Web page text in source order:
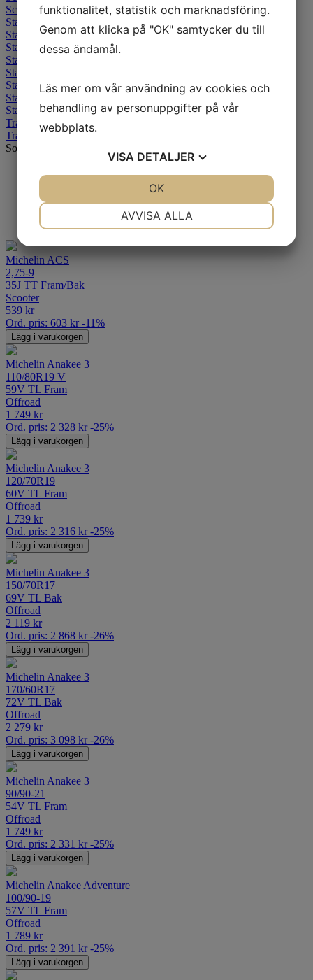
Scorcher Sport
Starcross 5 Medium
Starcross 5 Mini
Starcross 5 Soft
Starcross 6 Hard
Starcross 6 Med-Hard
Starcross 6 Med-Soft
Starcross 6 Mud
Starcross 6 Sand
Tracker
Trail Competition/Light
Sortering
Senaste
Alfabetisk A-Ö
Billigast
Dyrast
Michelin ACS
2,75-9
35J TT Fram/Bak
Scooter
539 kr
Ord. pris: 603 kr -11%
Lägg i varukorgen
Michelin Anakee 3
110/80R19 V
59V TL Fram
Offroad
1 749 kr
Ord. pris: 2 328 kr -25%
Lägg i varukorgen
Michelin Anakee 3
120/70R19
60V TL Fram
Offroad
1 739 kr
Ord. pris: 2 316 kr -25%
Lägg i varukorgen
Michelin Anakee 3
150/70R17
69V TL Bak
Offroad
2 119 kr
Ord. pris: 2 868 kr -26%
Lägg i varukorgen
Michelin Anakee 3
170/60R17
72V TL Bak
Offroad
2 279 kr
Ord. pris: 3 098 kr -26%
Lägg i varukorgen
Michelin Anakee 3
90/90-21
54V TL Fram
Offroad
1 749 kr
Ord. pris: 2 331 kr -25%
Lägg i varukorgen
Michelin Anakee Adventure
100/90-19
57V TL Fram
Offroad
1 789 kr
Ord. pris: 2 391 kr -25%
Lägg i varukorgen
funktionalitet, statistik och marknadsföring.
Genom att klicka på "OK" samtycker du till
dessa ändamål.
Läs mer om vår användning av cookies och
behandling av personuppgifter på vår
webbplats.
VISA DETALJER
MARKNADSFÖRING
AVVISA ALLA
OK